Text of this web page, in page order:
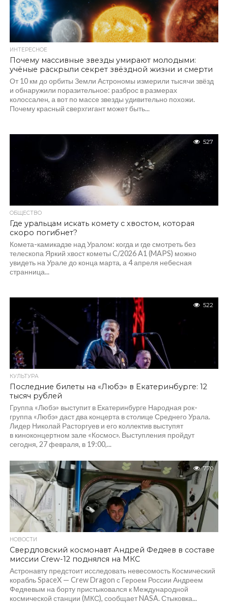
ИНТЕРЕСНОЕ
Почему массивные звезды умирают молодыми:
учёные раскрыли секрет звёздной жизни и смерти
От 10 км до орбиты Земли Астрономы измерили тысячи звёзд
и обнаружили поразительное: разброс в размерах
колоссален, а вот по массе звезды удивительно похожи.
Почему красный сверхгигант может быть...
527
ОБЩЕСТВО
Где уральцам искать комету с хвостом, которая
скоро погибнет?
Комета-камикадзе над Уралом: когда и где смотреть без
телескопа Яркий хвост кометы C/2026 A1 (MAPS) можно
увидеть на Урале до конца марта, а 4 апреля небесная
странница...
522
КУЛЬТУРА
Последние билеты на «Любэ» в Екатеринбурге: 12
тысяч рублей
Группа «Любэ» выступит в Екатеринбурге Народная рок-
группа «Любэ» даст два концерта в столице Среднего Урала.
Лидер Николай Расторгуев и его коллектив выступят
в киноконцертном зале «Космос». Выступления пройдут
сегодня, 27 февраля, в 19:00,...
770
НОВОСТИ
Свердловский космонавт Андрей Федяев в составе
миссии Crew-12 поднялся на МКС
Астронавту предстоит исследовать невесомость Космический
корабль SpaceX — Crew Dragon с Героем России Андреем
Федяевым на борту пристыковался к Международной
космической станции (МКС), сообщает NASA. Стыковка...